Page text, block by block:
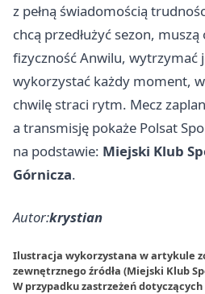
z pełną świadomością
chcą przedłużyć sezon,
fizyczność Anwilu, wytrzymać
wykorzystać każdy moment,
chwilę straci rytm. Mecz
a transmisję pokaże Polsat
na podstawie: Miejski Klub
Górnicza.
Autor:krystian
Ilustracja wykorzystana w artykule
zewnętrznego źródła (Miejski Klub
W przypadku zastrzeżeń